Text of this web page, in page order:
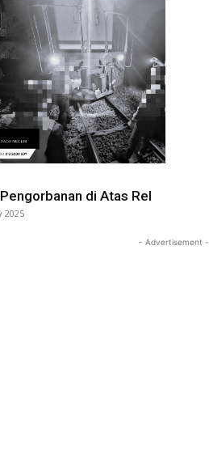
di Atas Rel
2025
- Advertisement -